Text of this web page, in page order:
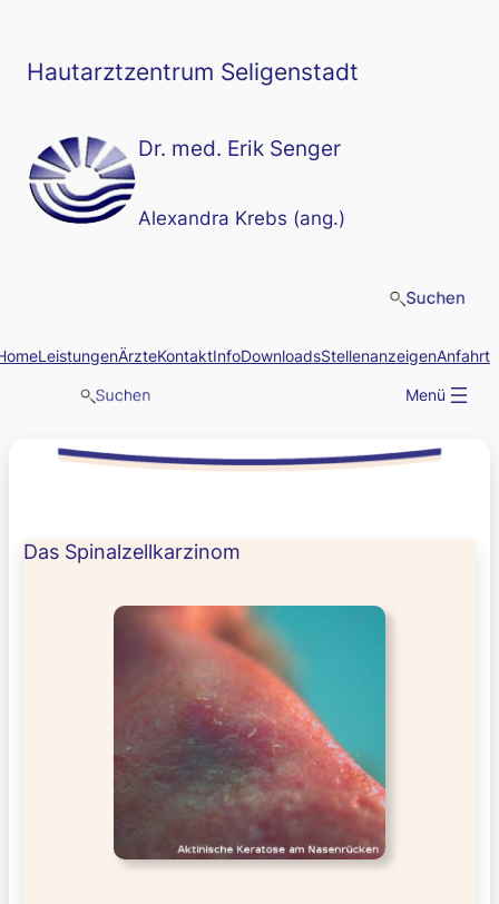
springen
Hautarztzentrum Seligenstadt
Dr. med. Erik Senger
Alexandra Krebs (ang.)
LeistungenÄrzteKontaktInfoDownloadsStellenanzeigenAnfahrt
Menü
Das Spinalzellkarzinom